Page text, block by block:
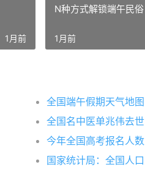
1月前
N种方式解锁端午民俗
1月前
全国端午假期天气地
全国名中医单兆伟去世
今年全国高考报名人
国家统计局：全国人